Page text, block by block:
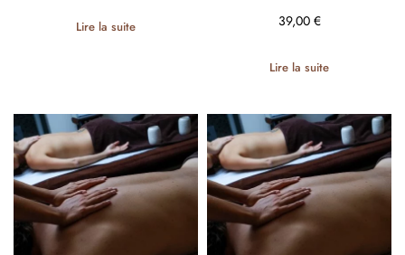
Lire la suite 39,00 €
Lire la suite